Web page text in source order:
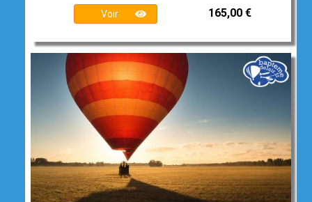
Voir 165,00 €